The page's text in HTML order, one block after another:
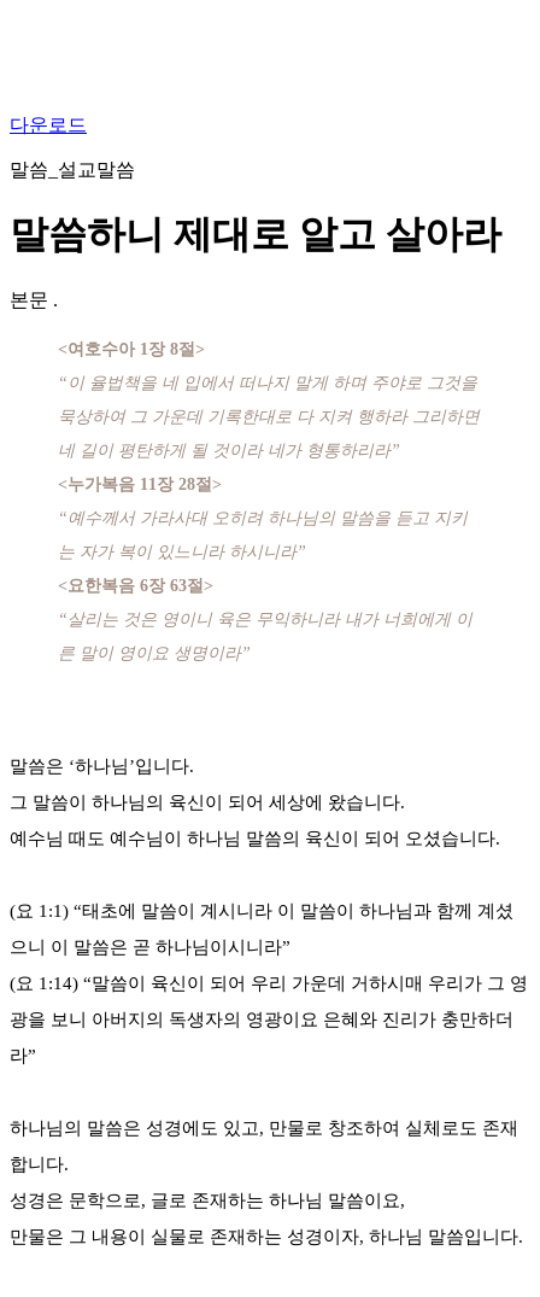
다운로드
말씀_설교말씀
말씀하니 제대로 알고 살아라
본문 .
<여호수아 1장 8절>
“이 율법책을 네 입에서 떠나지 말게 하며 주야로 그것을
묵상하여 그 가운데 기록한대로 다 지켜 행하라 그리하면
네 길이 평탄하게 될 것이라 네가 형통하리라”
<누가복음 11장 28절>
“예수께서 가라사대 오히려 하나님의 말씀을 듣고 지키
는 자가 복이 있느니라 하시니라”
<요한복음 6장 63절>
“살리는 것은 영이니 육은 무익하니라 내가 너희에게 이
른 말이 영이요 생명이라”
말씀은 ‘하나님’입니다.
그 말씀이 하나님의 육신이 되어 세상에 왔습니다.
예수님 때도 예수님이 하나님 말씀의 육신이 되어 오셨습니다.
(요 1:1) “태초에 말씀이 계시니라 이 말씀이 하나님과 함께 계셨
으니 이 말씀은 곧 하나님이시니라”
(요 1:14) “말씀이 육신이 되어 우리 가운데 거하시매 우리가 그 영
광을 보니 아버지의 독생자의 영광이요 은혜와 진리가 충만하더
라”
하나님의 말씀은 성경에도 있고, 만물로 창조하여 실체로도 존재
합니다.
성경은 문학으로, 글로 존재하는 하나님 말씀이요,
만물은 그 내용이 실물로 존재하는 성경이자, 하나님 말씀입니다.